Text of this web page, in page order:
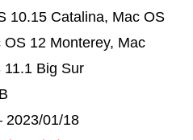
10.15 Catalina, Mac OS
OS 12 Monterey, Mac
Big Sur
2023/01/18